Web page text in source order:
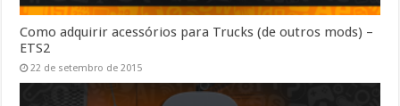
Como adquirir acessórios para Trucks (de outros mods) –
ETS2
22 de setembro de 2015